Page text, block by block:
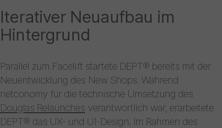
Iterativer Neuaufbau im
Hintergrund
Parallel zum Facelift startete DEPT® bereits mit der
Neuentwicklung des New Shops. Während
netconomy für die technische Umsetzung des
Douglas Relaunches verantwortlich war, erarbeitete
DEPT® das UX- und UI-Design. Im Rahmen des